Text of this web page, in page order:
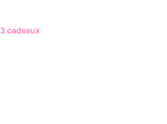
3 cadeaux